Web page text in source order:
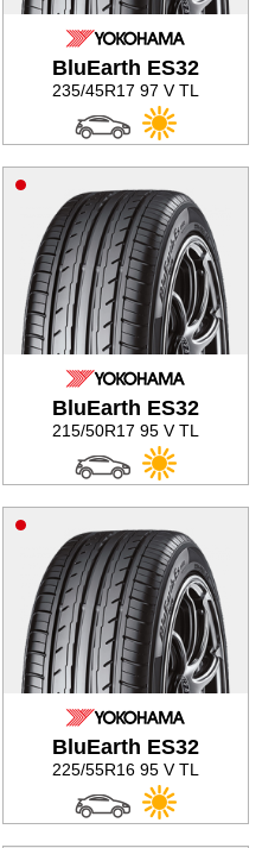
BluEarth ES32
235/45R17 97 V TL
BluEarth ES32
215/50R17 95 V TL
BluEarth ES32
225/55R16 95 V TL